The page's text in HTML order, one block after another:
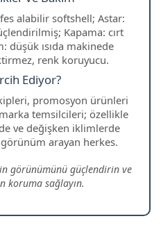
alabilir softshell; Astar:
Kapama: cırt
düşük ısıda makinede
renk koruyucu.
Ediyor?
promosyon ürünleri
temsilcileri; özellikle
ve değişken iklimlerde
arayan herkes.
görünümünü güçlendirin ve
koruma sağlayın.